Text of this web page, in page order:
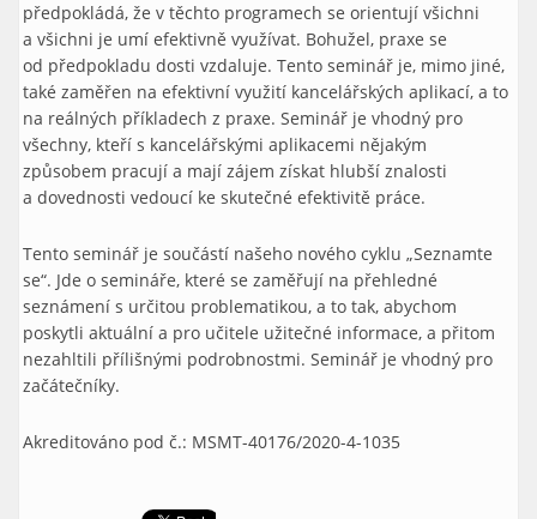
předpokládá, že v těchto programech se orientují všichni
a všichni je umí efektivně využívat. Bohužel, praxe se
od předpokladu dosti vzdaluje. Tento seminář je, mimo jiné,
také zaměřen na efektivní využití kancelářských aplikací, a to
na reálných příkladech z praxe. Seminář je vhodný pro
všechny, kteří s kancelářskými aplikacemi nějakým
způsobem pracují a mají zájem získat hlubší znalosti
a dovednosti vedoucí ke skutečné efektivitě práce.
Tento seminář je součástí našeho nového cyklu „Seznamte
se“. Jde o semináře, které se zaměřují na přehledné
seznámení s určitou problematikou, a to tak, abychom
poskytli aktuální a pro učitele užitečné informace, a přitom
nezahltili přílišnými podrobnostmi. Seminář je vhodný pro
začátečníky.
Akreditováno pod č.: MSMT-40176/2020-4-1035